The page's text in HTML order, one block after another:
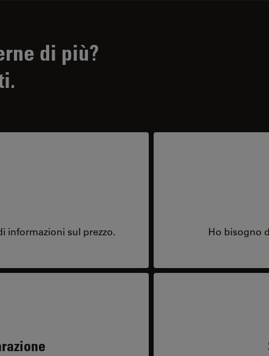
di più?
informazioni sul prezzo. Ho bisogno